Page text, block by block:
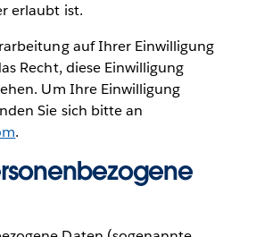
erlaubt ist.
auf Ihrer Einwilligung
Recht, diese Einwilligung
Um Ihre Einwilligung
Sie sich bitte an
.